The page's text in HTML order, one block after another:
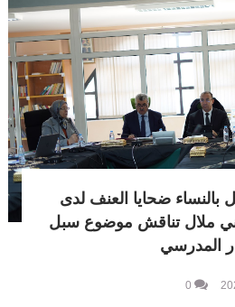
بالنساء ضحايا العنف لدى
ملال تناقش موضوع سبل
المدرسي
0